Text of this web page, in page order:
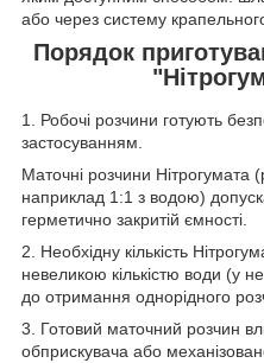
або через систему
Порядок
1. Робочі розчини готують
застосуванням.
Маточні розчини Нітрогумата
наприклад 1:1 з водою)
герметично закритій ємності.
2. Необхідну кількість
невеликою кількістю води (у
до отримання однорідного
3. Готовий маточний розчин
обприскувача або